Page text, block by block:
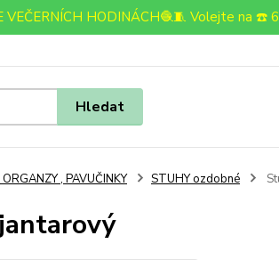
VEČERNÍCH HODINÁCH🧶🧵 Volejte na ☎️
Hledat
, PAVUČINKY STUHY ozdobné